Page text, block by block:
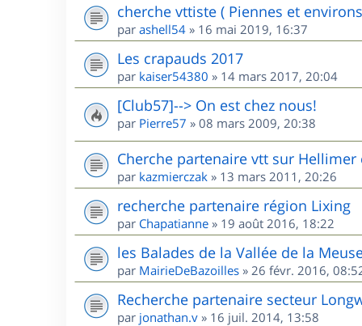
cherche vttiste ( Piennes et
par ashell54 » 16 mai 2019, 16:37
Les crapauds 2017
par kaiser54380 » 14 mars 2017, 20:04
[Club57]--> On est chez nous!
par Pierre57 » 08 mars 2009, 20:38
Cherche partenaire vtt sur Hellimer
par kazmierczak » 13 mars 2011, 20:26
recherche partenaire région Lixing
par Chapatianne » 19 août 2016, 18:22
les Balades de la Vallée de la
par MairieDeBazoilles » 26 févr. 2016,
Recherche partenaire secteur
par jonathan.v » 16 juil. 2014, 13:58